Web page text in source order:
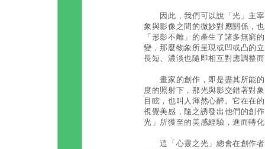
因此，我們可以說「光」主宰
象與影像之間的微妙對應關係，
「形影不離」的產生了諸多無窮
變，那麼物象所呈現或凹或凸的
長短、濃淡也隨即相互對應調整
畫家的創作，即是盡其所能的
度的照射下，那光與影交錯著對
目眩，也叫人渾然心醉。它在在
視覺美感，隨之誘發出他們的創
光」所獲至的美感經驗，進而轉
這「心靈之光」總會在創作者